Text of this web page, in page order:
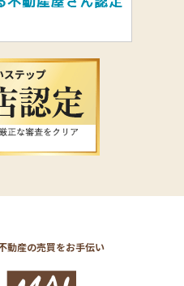
動産の売買をお手伝い